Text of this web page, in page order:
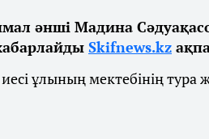
әнші Мадина
Skifnews.kz
ұлының мектебінің